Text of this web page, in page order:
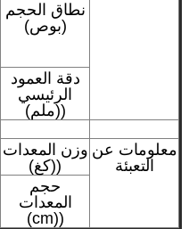
نطاق الحجم
(بوص)
دقة العمود
الرئيسي
((ملم)
معلومات عن
التعبئة
وزن المعدات
((كغ)
حجم
المعدات
((cm)